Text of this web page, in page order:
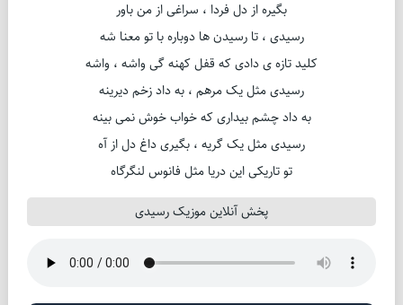
بگیره از دل فردا ، سراغی از من باور
رسیدی ، تا رسیدن ها دوباره با تو معنا شه
کلید تازه ی دادی که قفل کهنه گی واشه ، واشه
رسیدی مثل یک مرهم ، به داد زخم دیرینه
به داد چشم بیداری که خواب خوش نمی بینه
رسیدی مثل یک گریه ، بگیری داغ دل از آه
تو تاریکی این دریا مثل فانوس لنگرگاه
پخش آنلاین موزیک رسیدی